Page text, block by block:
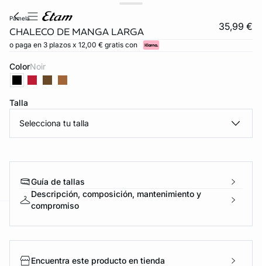
pamela
CHALECO DE MANGA LARGA 35,99 €
o paga en 3 plazos x 12,00 € gratis con
Color noir
Talla
Selecciona tu talla
Guía de tallas
Descripción, composición, mantenimiento y
compromiso
Encuentra este producto en tienda